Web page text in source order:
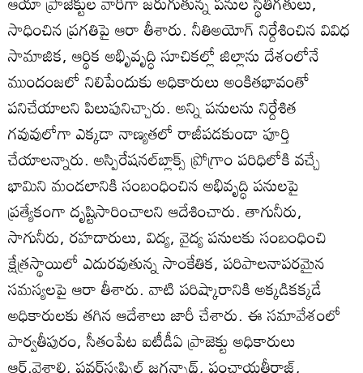
సాధించిన ప్రగతిపై ఆరా తీశారు. నీతిఅయోగ్‌ నిర్దేశించిన వివిధ
సామాజిక, ఆర్థిక అభిృవృద్ధి సూచికల్లో జిల్లాను దేశంలోనే
ముందంజలో నిలిపేందుకు అధికారులు అంకితభావంతో
పనిచేయాలని పిలుపునిచ్చారు. అన్ని పనులను నిర్దేశిత
గవువులోగా ఎక్కడా నాణ్యతలో రాజీపడకుండా పూర్తి
చేయాలన్నారు. అస్పిరేషనల్‌బ్లాక్స్‌ ప్రోగ్రాం పరిధిలోకి వచ్చే
భామిని మండలానికి సంబంధించిన అభివృద్ధి పనులపై
ప్రత్యేకంగా దృష్టిసారించాలని ఆదేశించారు. తాగునీరు,
సాగునీరు, రహదారులు, విద్య, వైద్య పనులకు సంబంధించి
క్షేత్రస్థాయిలో ఎదురవుతున్న సాంకేతిక, పరిపాలనాపరమైన
సమస్యలపై ఆరా తీశారు. వాటి పరిష్కారానికి అక్కడికక్కడే
అధికారులకు తగిన ఆదేశాలు జారీ చేశారు. ఈ సమావేశంలో
పార్వతీపురం, సీతంపేట ఐటీడీఏ ప్రాజెక్టు అధికారులు